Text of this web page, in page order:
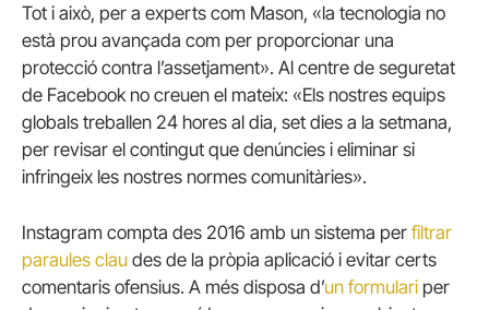
Tot i això, per a experts com Mason, «la tecnologia no
està prou avançada com per proporcionar una
protecció contra l’assetjament». Al centre de seguretat
de Facebook no creuen el mateix: «Els nostres equips
globals treballen 24 hores al dia, set dies a la setmana,
per revisar el contingut que denúncies i eliminar si
infringeix les nostres normes comunitàries».
Instagram compta des 2016 amb un sistema per filtrar
paraules clau des de la pròpia aplicació i evitar certs
comentaris ofensius. A més disposa d’un formulari per